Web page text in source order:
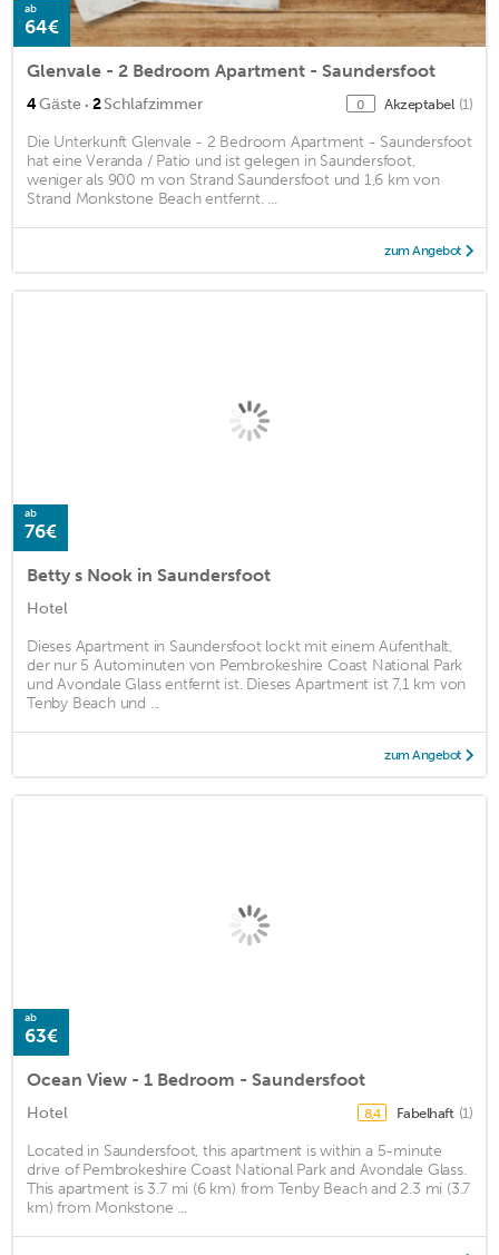
ab
64€
Glenvale - 2 Bedroom Apartment - Saundersfoot
4Gäste · 2Schlafzimmer 0 Akzeptabel (1)
Die Unterkunft Glenvale - 2 Bedroom Apartment - Saundersfoot
hat eine Veranda / Patio und ist gelegen in Saundersfoot,
weniger als 900 m von Strand Saundersfoot und 1,6 km von
Strand Monkstone Beach entfernt. ...
zum Angebot
ab
76€
Betty s Nook in Saundersfoot
Hotel
Dieses Apartment in Saundersfoot lockt mit einem Aufenthalt,
der nur 5 Autominuten von Pembrokeshire Coast National Park
und Avondale Glass entfernt ist. Dieses Apartment ist 7,1 km von
Tenby Beach und ...
zum Angebot
ab
63€
Ocean View - 1 Bedroom - Saundersfoot
Hotel 8,4 Fabelhaft (1)
Located in Saundersfoot, this apartment is within a 5-minute
drive of Pembrokeshire Coast National Park and Avondale Glass.
This apartment is 3.7 mi (6 km) from Tenby Beach and 2.3 mi (3.7
km) from Monkstone ...